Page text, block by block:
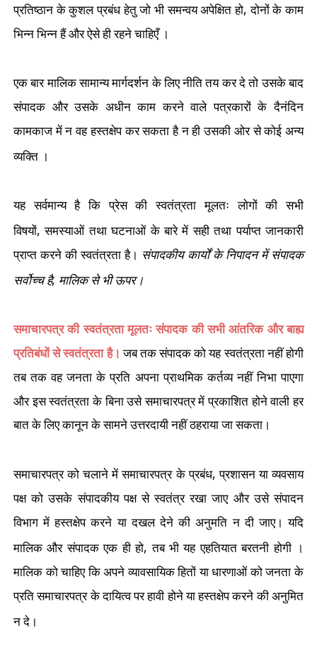
प्रतिष्ठान के कुशल प्रबंध हेतु जो भी समन्वय अपेक्षित हो,दोनों के काम
भिन्न भिन्न हैं और ऐसे ही रहने चाहिएँ ।
एक बार मालिक सामान्य मार्गदर्शन के लिए नीति तय कर दे तो उसके बाद
संपादक और उसके अधीन काम करने वाले पत्रकारों के दैनंदिन
कामकाज में न वह हस्तक्षेप कर सकता है न ही उसकी ओर से कोई अन्य
व्यक्ति ।
यह सर्वमान्य है कि प्रेस की स्वतंत्रता मूलतः लोगों की सभी
विषयों,समस्याओं तथा घटनाओं के बारे में सही तथा पर्याप्त जानकारी
प्राप्त करने की स्वतंत्रता है। संपादकीय कार्यों के निपादन में संपादक
सर्वोच्च है, मालिक से भी ऊपर।
समाचारपत्र की स्वतंत्रता मूलतः संपादक की सभी आंतरिक और बाह्य
प्रतिबंधों से स्वतंत्रता है।जब तक संपादक को यह स्वतंत्रता नहीं होगी
तब तक वह जनता के प्रति अपना प्राथमिक कर्तव्य नहीं निभा पाएगा
औरइस स्वतंत्रता के बिना उसे समाचारपत्र में प्रकाशित होने वाली हर
बात के लिए कानून के सामने उत्तरदायी नहीं ठहराया जा सकता।
समाचारपत्र को चलाने में समाचारपत्र के प्रबंध,प्रशासन या व्यवसाय
पक्ष को उसके संपादकीय पक्ष से स्वतंत्र रखा जाए और उसे संपादन
विभाग में हस्तक्षेप करने या दखल देने की अनुमति न दी जाए। यदि
मालिक और संपादक एक ही हो,तब भी यह एहतियात बरतनी होगी ।
मालिक को चाहिए कि अपने व्यावसायिक हितों या धारणाओं को जनता के
प्रति समाचारपत्र के दायित्व पर हावी होने या हस्तक्षेप करने की अनुमित
न दे।